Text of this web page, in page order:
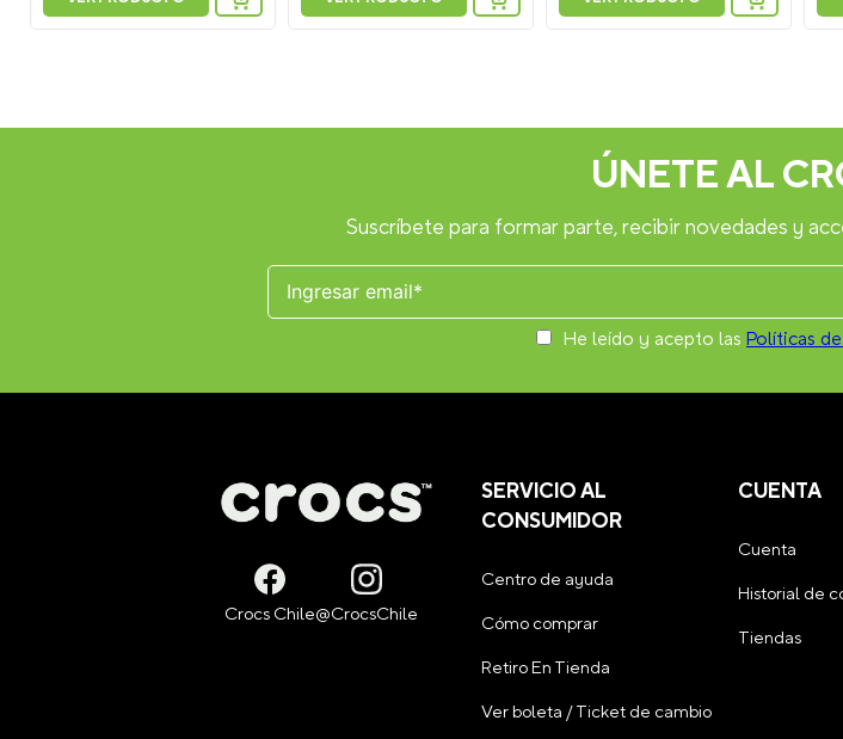
ÚNETE AL
Suscríbete para formar parte, recibir novedades y
He leído y acepto las Políticas
SERVICIO AL
CONSUMIDOR
Centro de ayuda
Cómo comprar
Retiro En Tienda
Ver boleta / Ticket de cambio
CUENTA
Cuenta
Historial de
Tiendas